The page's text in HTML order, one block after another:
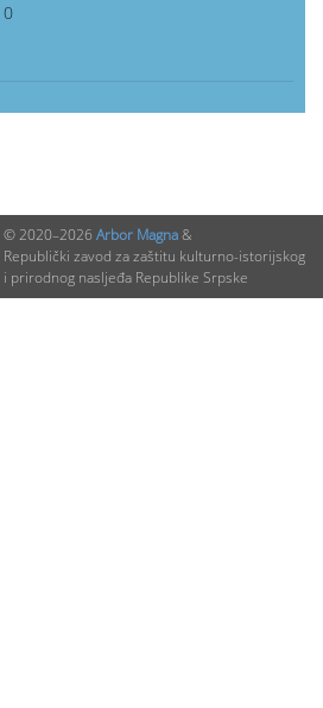
0
© 2020–2026 Arbor Magna&
Republički zavod za zaštitu kulturno-istorijskog
i prirodnog nasljeđa Republike Srpske